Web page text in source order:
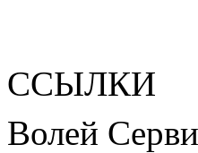
ССЫЛКИ
Волей